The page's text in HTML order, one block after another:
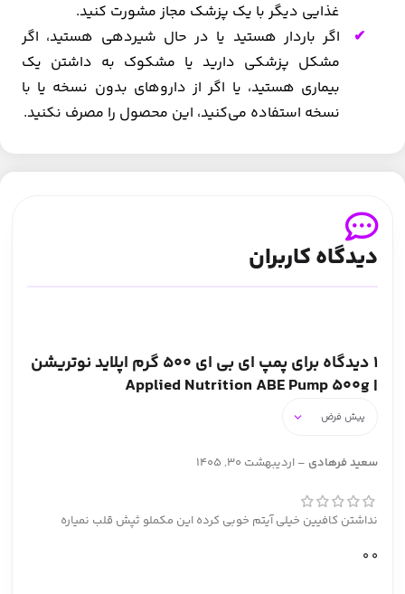
غذایی دیگر با یک پزشک مجاز مشورت کنید.
اگر باردار هستید یا در حال شیردهی هستید، اگر
مشکل پزشکی دارید یا مشکوک به داشتن یک
بیماری هستید، یا اگر از داروهای بدون نسخه یا با
نسخه استفاده می‌کنید، این محصول را مصرف نکنید.
دیدگاه کاربران
1 دیدگاه برای
پمپ ای بی ای 500 گرم اپلاید نوتریشن
| Applied Nutrition ABE Pump 500g
سعید فرهادی – اردیبهشت 30, 1405
نداشتن کافیین خیلی آیتم خوبی کرده این مکملو ثپش قلب نمیاره
0
0